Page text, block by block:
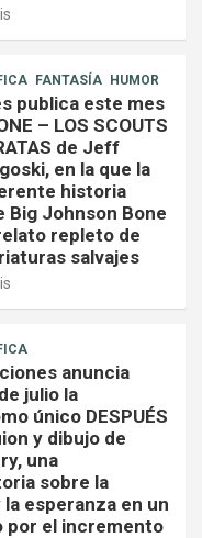
FANTASÍA HUMOR
publica este mes
– LOS SCOUTS
de Jeff
en la que la
historia
Big Johnson Bone
repleto de
salvajes
anuncia
julio la
único DESPUÉS
y dibujo de
una
sobre la
esperanza en un
por el incremento